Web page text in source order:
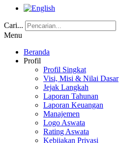
Cari...
Menu
Beranda
Profil
Profil Singkat
Visi, Misi & Nilai Dasar
Jejak Langkah
Laporan Tahunan
Laporan Keuangan
Manajemen
Logo Aswata
Rating Aswata
Kebijakan Privasi